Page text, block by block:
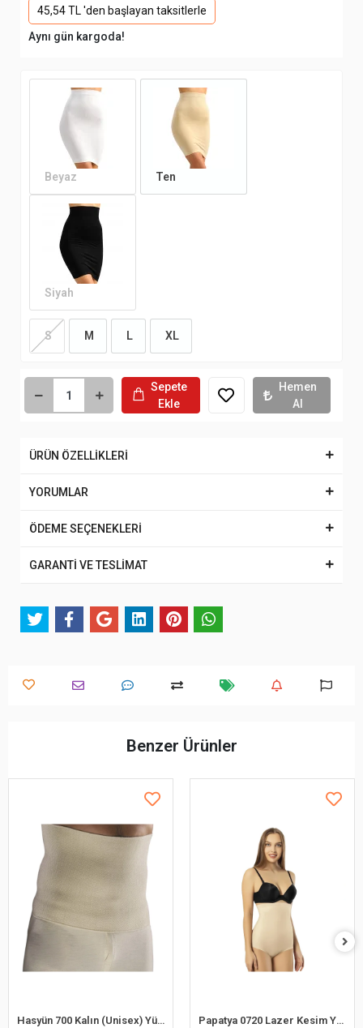
45,54 TL 'den başlayan taksitlerle
Aynı gün kargoda!
Beyaz Ten
Siyah
S M L XL
Sepete
Ekle
Hemen
Al
ÜRÜN ÖZELLİKLERİ
YORUMLAR
ÖDEME SEÇENEKLERİ
GARANTİ VE TESLİMAT
Benzer Ürünler
Hasyün 700 Kalın (Unisex) Yün Bel Korsesi Papatya 0720 Lazer Kesim Yüksek Bel Slip Korse